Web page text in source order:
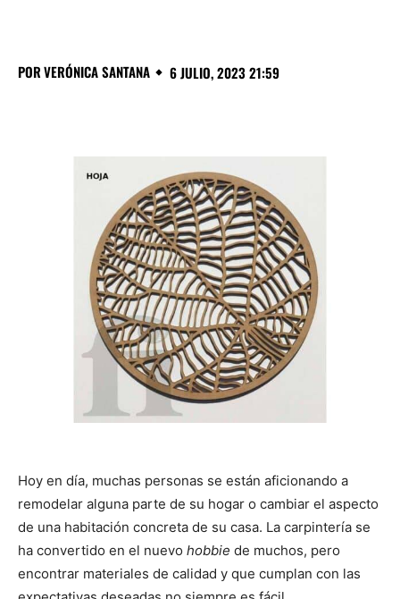
PORVERÓNICA SANTANA 6 JULIO, 2023 21:59
Hoy en día, muchas personas se están aficionando a
remodelar alguna parte de su hogar o cambiar el aspecto
de una habitación concreta de su casa. La carpintería se
ha convertido en el nuevo hobbie de muchos, pero
encontrar materiales de calidad y que cumplan con las